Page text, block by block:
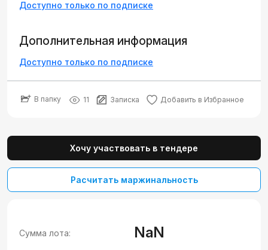
Доступно только по подписке
Дополнительная информация
Доступно только по подписке
В папку 11 Записка Добавить в Избранное
Хочу участвовать в тендере
Расчитать маржинальность
Сумма лота: NaN